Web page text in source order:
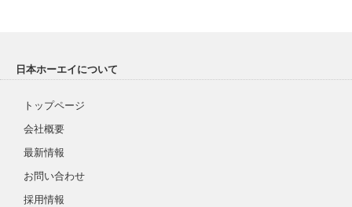
日本ホーエイについて
トップページ
会社概要
最新情報
お問い合わせ
採用情報